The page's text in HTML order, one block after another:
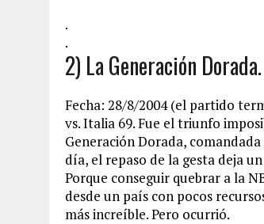
.
.
2) La Generación Dorada.
Fecha: 28/8/2004 (el partido
vs. Italia 69. Fue el triunfo
Generación Dorada,
día, el repaso de la gesta deja
Porque conseguir quebrar a la
desde un país con pocos
más increíble. Pero ocurrió.